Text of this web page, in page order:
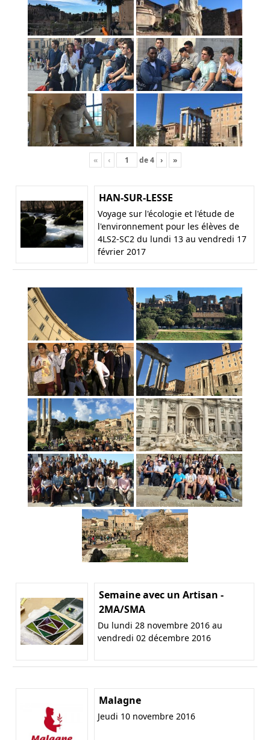
« ‹ de4 › »
HAN-SUR-LESSE
Voyage sur l'écologie et l'étude de
l'environnement pour les élèves de
4LS2-SC2 du lundi 13 au vendredi 17
février 2017
Semaine avec un Artisan -
2MA/SMA
Du lundi 28 novembre 2016 au
vendredi 02 décembre 2016
Malagne
Jeudi 10 novembre 2016